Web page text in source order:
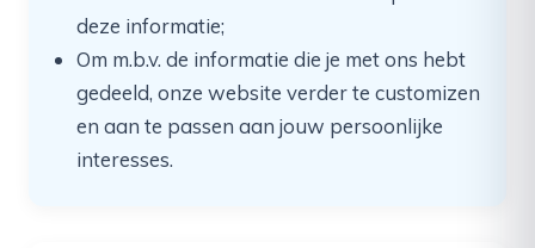
deze informatie;
Om m.b.v. de informatie die je met ons hebt
gedeeld, onze website verder te customizen
en aan te passen aan jouw persoonlijke
interesses.